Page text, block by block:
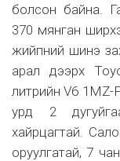
болсон байна.
370 мянган
жийпний шинэ
арал дээрх
литрийн V6 1MZ-
урд 2
хайрцагтай.
оруулгатай, 7